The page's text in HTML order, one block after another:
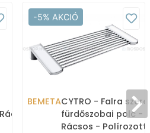
-
-5% AKCIÓ
BEMETACYTRO - Falra
fürdőszobai polc -
Rácsos - Polírozott